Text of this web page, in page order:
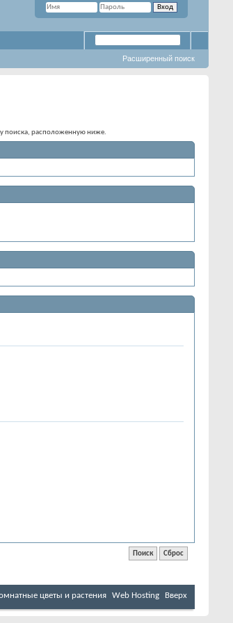
Расширенный поиск
поиска, расположенную ниже.
цветы и растения Web Hosting Вверх